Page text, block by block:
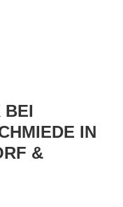
BEI
IN
&